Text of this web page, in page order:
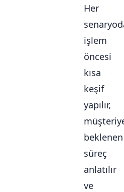
Her
işlem
öncesi
kısa
keşif
yapılır,
beklenen
süreç
anlatılır
ve